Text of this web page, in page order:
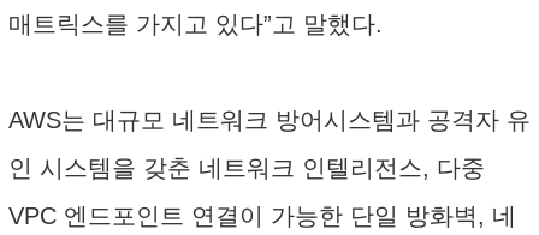
매트릭스를 가지고 있다”고 말했다.
AWS는 대규모 네트워크 방어시스템과 공격자 유
인 시스템을 갖춘 네트워크 인텔리전스, 다중
VPC 엔드포인트 연결이 가능한 단일 방화벽, 네